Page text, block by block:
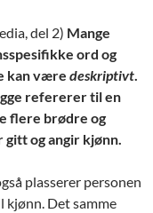
del 2) Mange
ord og
kan være deskriptivt.
refererer til en
flere brødre og
og angir kjønn.
plasserer personen
kjønn. Det samme